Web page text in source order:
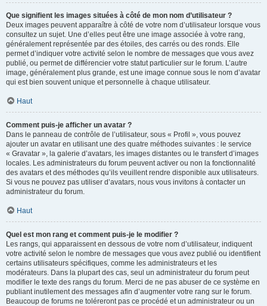
Que signifient les images situées à côté de mon nom d’utilisateur ?
Deux images peuvent apparaître à côté de votre nom d’utilisateur lorsque vous
consultez un sujet. Une d’elles peut être une image associée à votre rang,
généralement représentée par des étoiles, des carrés ou des ronds. Elle
permet d’indiquer votre activité selon le nombre de messages que vous avez
publié, ou permet de différencier votre statut particulier sur le forum. L’autre
image, généralement plus grande, est une image connue sous le nom d’avatar
qui est bien souvent unique et personnelle à chaque utilisateur.
Haut
Comment puis-je afficher un avatar ?
Dans le panneau de contrôle de l’utilisateur, sous « Profil », vous pouvez
ajouter un avatar en utilisant une des quatre méthodes suivantes : le service
« Gravatar », la galerie d’avatars, les images distantes ou le transfert d’images
locales. Les administrateurs du forum peuvent activer ou non la fonctionnalité
des avatars et des méthodes qu’ils veuillent rendre disponible aux utilisateurs.
Si vous ne pouvez pas utiliser d’avatars, nous vous invitons à contacter un
administrateur du forum.
Haut
Quel est mon rang et comment puis-je le modifier ?
Les rangs, qui apparaissent en dessous de votre nom d’utilisateur, indiquent
votre activité selon le nombre de messages que vous avez publié ou identifient
certains utilisateurs spécifiques, comme les administrateurs et les
modérateurs. Dans la plupart des cas, seul un administrateur du forum peut
modifier le texte des rangs du forum. Merci de ne pas abuser de ce système en
publiant inutilement des messages afin d’augmenter votre rang sur le forum.
Beaucoup de forums ne toléreront pas ce procédé et un administrateur ou un